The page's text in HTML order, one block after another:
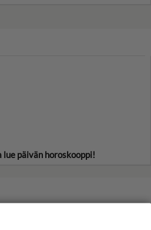
päivän horoskooppi!